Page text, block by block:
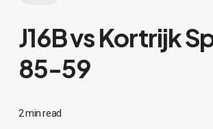
J16B vs Kortrijk
85-59
2 min read